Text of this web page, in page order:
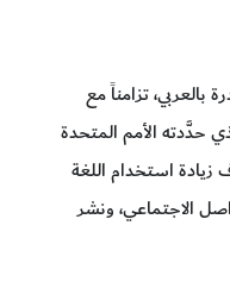
في ديسمبر 2013 مبادرة بالعربي، تزامناً مع
حدَّدته الأمم المتحدة
استخدام اللغة
الاجتماعي، ونشر